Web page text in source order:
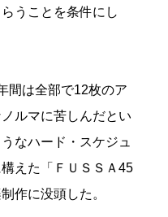
うことを条件にし
間は全部で12枚のア
ルマに苦しんだとい
なハード・スケジュ
えた「ＦＵＳＳＡ45
作に没頭した。